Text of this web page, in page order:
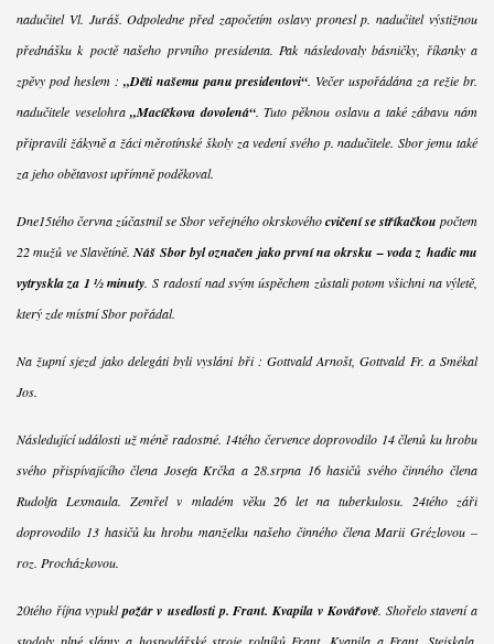
nadučitel Vl. Juráš. Odpoledne před započetím oslavy pronesl p. nadučitel výstižnou
přednášku k poctě našeho prvního presidenta. Pak následovaly básničky, říkanky a
zpěvy pod heslem : „Děti našemu panu presidentovi“. Večer uspořádána za režie br.
nadučitele veselohra„Macíčkova dovolená“. Tuto pěknou oslavu a také zábavu nám
připravili žákyně a žáci měrotínské školy za vedení svého p. nadučitele. Sbor jemu také
za jeho obětavost upřímně poděkoval.
Dne15tého června zúčastnil se Sbor veřejného okrskovéhocvičení se stříkačkou počtem
22 mužů ve Slavětíně.Náš Sbor byl označen jako první na okrsku – voda z hadic mu
vytryskla za 1 ½ minuty. S radostí nad svým úspěchem zůstali potom všichni na výletě,
který zde místní Sbor pořádal.
Na župní sjezd jako delegáti byli vysláni bři : Gottvald Arnošt, Gottvald Fr. a Smékal
Jos.
Následující události už méně radostné. 14tého července doprovodilo 14 členů ku hrobu
svého přispívajícího člena Josefa Krčka a 28.srpna 16 hasičů svého činného člena
Rudolfa Lexmaula. Zemřel v mladém věku 26 let na tuberkulosu. 24tého září
doprovodilo 13 hasičů ku hrobu manželku našeho činného člena Marii Grézlovou –
roz. Procházkovou.
20tého října vypuklpožár v usedlosti p. Frant. Kvapila v Kovářově. Shořelo stavení a